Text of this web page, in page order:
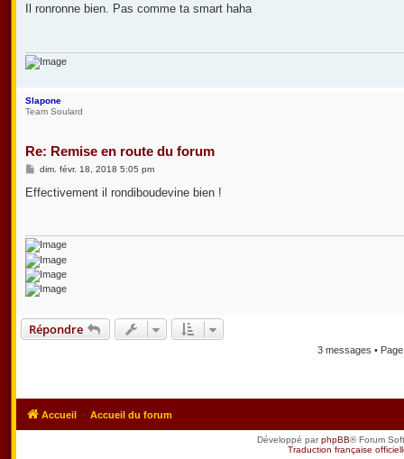
s
Il ronronne bien. Pas comme ta smart haha
Slapone
Team Soulard
Re: Remise en route du forum
M
s
dim. févr. 18, 2018 5:05 pm
Effectivement il rondiboudevine bien !
Répondre
3 messages •
Accueil Accueil du forum
Développé parphpBB® Forum
Traduction française